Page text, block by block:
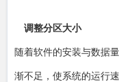
调整分区大小
随着软件的安装与数据
渐不足，使系统的运行